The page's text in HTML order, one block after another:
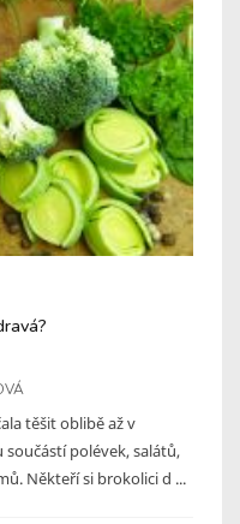
těšit oblibě až v
polévek, salátů,
Někteří si brokolici d ...